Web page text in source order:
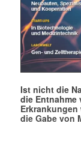
E-
Mail
(erforderlich)
Ist nicht die
die Entnahme
die Gabe von